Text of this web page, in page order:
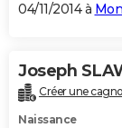
04/11/2014 à
Joseph
Créer une
Naissance